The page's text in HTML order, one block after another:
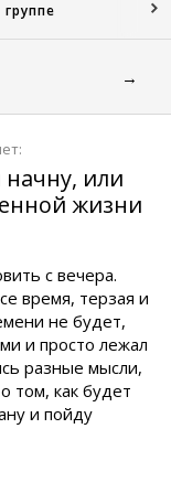
→
начну, или
жизни
с вечера.
время, терзая и
не будет,
и просто лежал
разные мысли,
том, как будет
и пойду